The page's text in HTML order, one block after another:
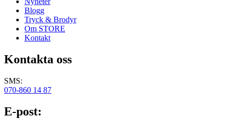
Blogg
Tryck & Brodyr
Om STORE
Kontakt
Kontakta oss
SMS:
070-860 14 87
E-post: